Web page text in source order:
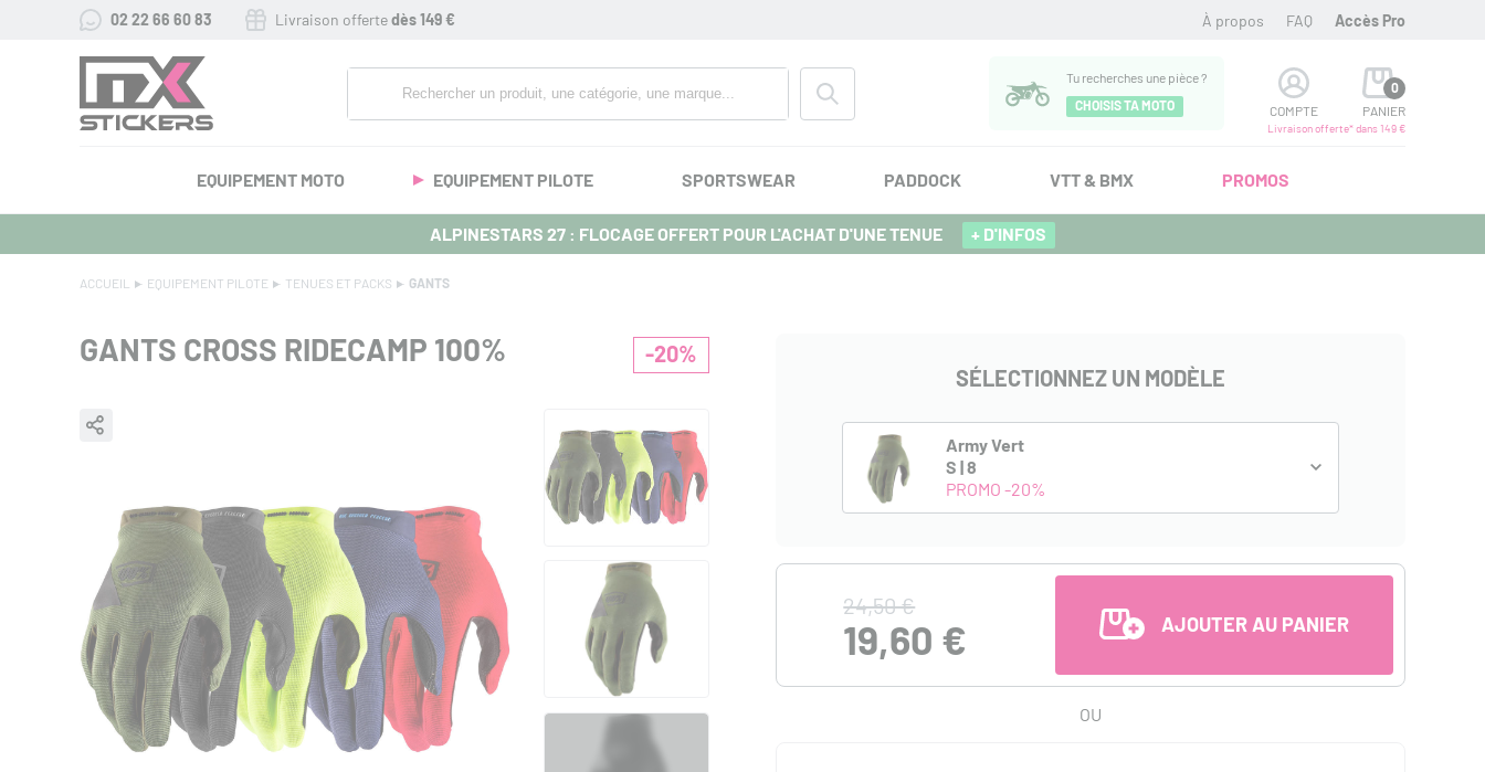
02 22 66 60 83 Livraison offertedès 149 € À propos FAQ Accès Pro
Tu recherches une pièce ?
CHOISIS TA MOTO
COMPTE
0
PANIER
Livraison offerte* dans 149 €
EQUIPEMENT MOTO EQUIPEMENT PILOTE SPORTSWEAR PADDOCK VTT & BMX PROMOS
ALPINESTARS 27 : FLOCAGE OFFERT POUR L'ACHAT D'UNE TENUE + D'INFOS
ACCUEIL EQUIPEMENT PILOTE TENUES ET PACKS GANTS
-20%
GANTS CROSS RIDECAMP 100%
SÉLECTIONNEZ UN MODÈLE
Army Vert
S | 8
PROMO -20%
24,50 €
19,60 € AJOUTER AU PANIER
OU